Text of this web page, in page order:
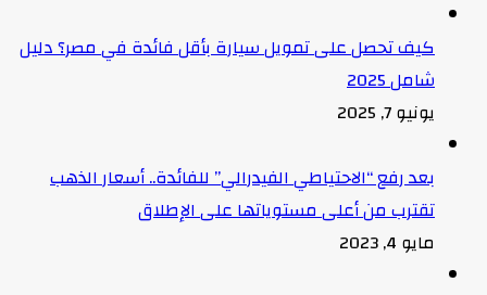
كيف تحصل على تمويل سيارة بأقل فائدة في مصر؟ دليل
شامل 2025
يونيو 7, 2025
بعد رفع “الاحتياطي الفيدرالي” للفائدة.. أسعار الذهب
تقترب من أعلى مستوياتها على الإطلاق
مايو 4, 2023